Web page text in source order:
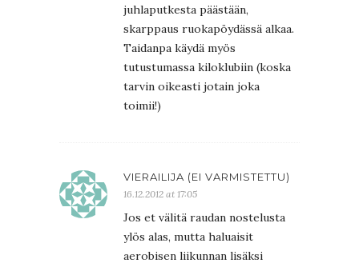
juhlaputkesta päästään,
skarppaus ruokapöydässä alkaa.
Taidanpa käydä myös
tutustumassa kiloklubiin (koska
tarvin oikeasti jotain joka
toimii!)
VIERAILIJA (EI VARMISTETTU)
16.12.2012 at 17:05
Jos et välitä raudan nostelusta
ylös alas, mutta haluaisit
aerobisen liikunnan lisäksi